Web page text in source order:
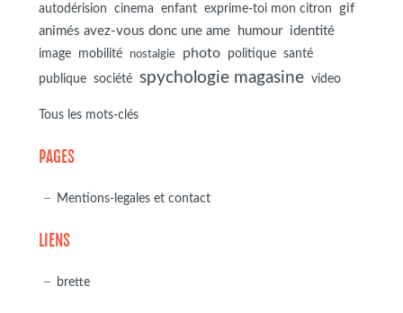
autodérision cinema enfant exprime-toi mon citron
gif
animés avez-vous donc une ame
humour identité
image mobilité nostalgie photo politique
santé
publique
société spychologie magasine video
Tous les mots-clés
PAGES
Mentions-legales et contact
LIENS
brette